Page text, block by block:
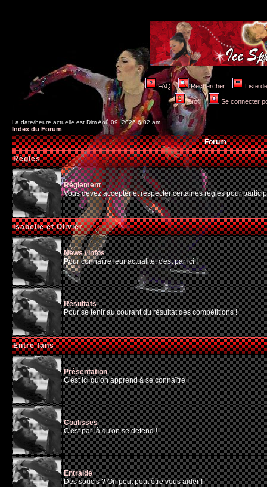
FAQ Rechercher Liste
Profil Se connecter
La date/heure actuelle est Dim Aoû 09, 2026 6:02 am
Index du Forum
Forum
Règles
Règlement
Vous devez accepter et respecter certaines règles pour
Isabelle et Olivier
News / Infos
Pour connaître leur actualité, c'est par ici !
Résultats
Pour se tenir au courant du résultat des compétitions !
Entre fans
Présentation
C'est ici qu'on apprend à se connaître !
Coulisses
C'est par là qu'on se detend !
Entraide
Des soucis ? On peut peut être vous aider !